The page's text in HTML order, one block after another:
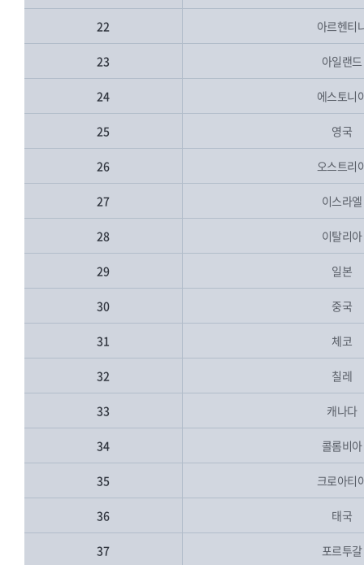
22 아르헨티
23 아일랜드
24 에스토니
25 영국
26 오스트리
27 이스라엘
28 이탈리아
29 일본
30 중국
31 체코
32 칠레
33 캐나다
34 콜롬비아
35 크로아티
36 태국
37 포르투갈